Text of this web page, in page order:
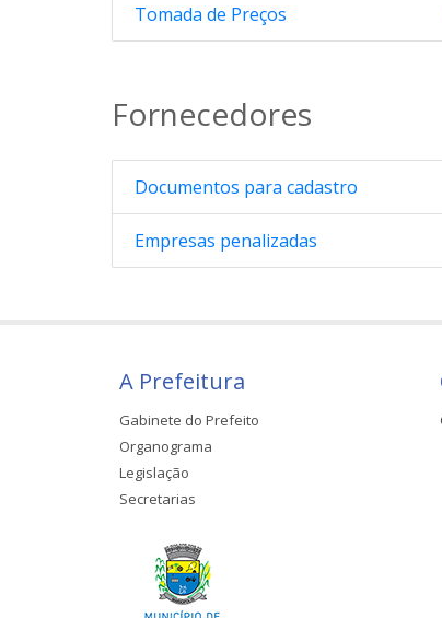
Tomada de Preços
Fornecedores
Documentos para cadastro
Empresas penalizadas
A Prefeitura
Gabinete do Prefeito
Organograma
Legislação
Secretarias